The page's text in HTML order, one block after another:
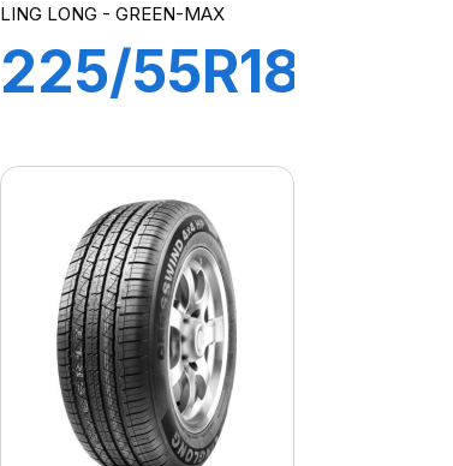
LING LONG - GREEN-MAX
225/55R18
GREEN-
MAX 4X4
HP